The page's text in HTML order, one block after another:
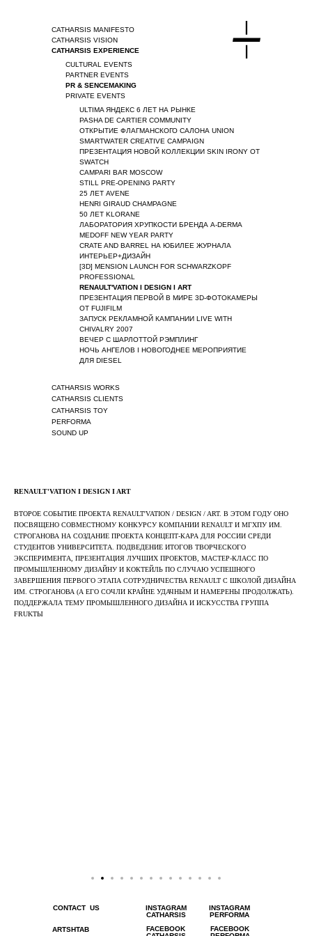
CULTURAL EVENTS
PARTNER EVENTS
PR & SENCEMAKING
PRIVATE EVENTS
CATHARSIS MANIFESTO
CATHARSIS VISION
CATHARSIS EXPERIENCE
CATHARSIS WORKS
CATHARSIS CLIENTS
CATHARSIS TOY
SOUND UP
PERFORMA
ULTIMA ЯНДЕКС 6 ЛЕТ НА РЫНКЕ
PASHA DE CARTIER COMMUNITY
ОТКРЫТИЕ ФЛАГМАНСКОГО САЛОНА UNION
SMARTWATER CREATIVE CAMPAIGN
ПРЕЗЕНТАЦИЯ НОВОЙ КОЛЛЕКЦИИ SKIN IRONY ОТ
SWATCH
CAMPARI BAR MOSCOW
STILL PRE-OPENING PARTY
25 ЛЕТ AVENE
HENRI GIRAUD CHAMPAGNE
50 ЛЕТ KLORANE
ЛАБОРАТОРИЯ ХРУПКОСТИ БРЕНДА A-DERMA
MEDOFF NEW YEAR PARTY
CRATE AND BARREL НА ЮБИЛЕЕ ЖУРНАЛА
ИНТЕРЬЕР+ДИЗАЙН
[3D] MENSION LAUNCH FOR SCHWARZKOPF
PROFESSIONAL
RENAULT'VATION I DESIGN I ART
ПРЕЗЕНТАЦИЯ ПЕРВОЙ В МИРЕ 3D-ФОТОКАМЕРЫ
ОТ FUJIFILM
ЗАПУСК РЕКЛАМНОЙ КАМПАНИИ LIVE WITH
CHIVALRY 2007
ВЕЧЕР С ШАРЛОТТОЙ РЭМПЛИНГ
НОЧЬ АНГЕЛОВ I НОВОГОДНЕЕ МЕРОПРИЯТИЕ
ДЛЯ DIESEL
RENAULT'VATION I DESIGN I ART
ВТОРОЕ СОБЫТИЕ ПРОЕКТА RENAULT'VATION / DESIGN / ART. В ЭТОМ ГОДУ ОНО
ПОСВЯЩЕНО СОВМЕСТНОМУ КОНКУРСУ КОМПАНИИ RENAULT И МГХПУ ИМ.
СТРОГАНОВА НА СОЗДАНИЕ ПРОЕКТА КОНЦЕПТ-КАРА ДЛЯ РОССИИ СРЕДИ
СТУДЕНТОВ УНИВЕРСИТЕТА. ПОДВЕДЕНИЕ ИТОГОВ ТВОРЧЕСКОГО
ЭКСПЕРИМЕНТА, ПРЕЗЕНТАЦИЯ ЛУЧШИХ ПРОЕКТОВ, МАСТЕР-КЛАСС ПО
ПРОМЫШЛЕННОМУ ДИЗАЙНУ И КОКТЕЙЛЬ ПО СЛУЧАЮ УСПЕШНОГО
ЗАВЕРШЕНИЯ ПЕРВОГО ЭТАПА СОТРУДНИЧЕСТВА RENAULT С ШКОЛОЙ ДИЗАЙНА
ИМ. СТРОГАНОВА (А ЕГО СОЧЛИ КРАЙНЕ УДАЧНЫМ И НАМЕРЕНЫ ПРОДОЛЖАТЬ).
ПОДДЕРЖАЛА ТЕМУ ПРОМЫШЛЕННОГО ДИЗАЙНА И ИСКУССТВА ГРУППА
FRUKTЫ
INSTAGRAM
CATHARSIS
FACEBOOK
INSTAGRAM
PERFORMA
FACEBOOK
CONTACT US
ARTSHTAB